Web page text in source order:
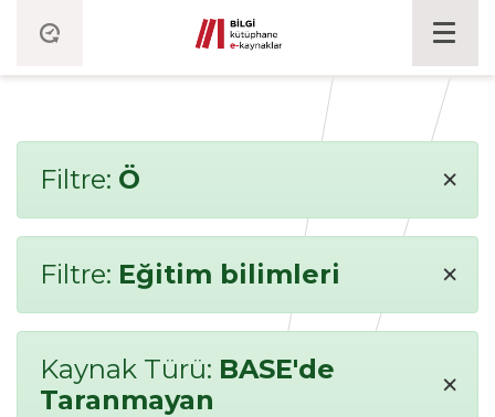
Filtre: Ö ×
Filtre: Eğitim bilimleri ×
Kaynak Türü: BASE'de
Taranmayan
×